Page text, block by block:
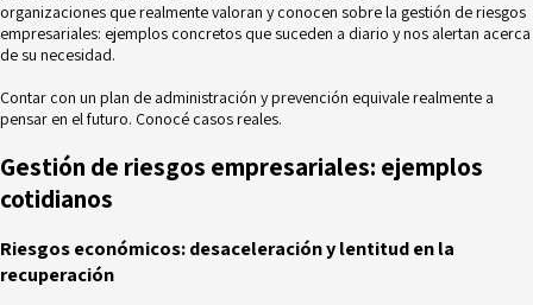
organizaciones que realmente valoran y conocen sobre la gestión de riesgos
empresariales: ejemplos concretos que suceden a diario y nos alertan acerca
de su necesidad.
Contar con un plan de administración y prevención equivale realmente a
pensar en el futuro. Conocé casos reales.
Gestión de riesgos empresariales: ejemplos
cotidianos
Riesgos económicos: desaceleración y lentitud en la
recuperación